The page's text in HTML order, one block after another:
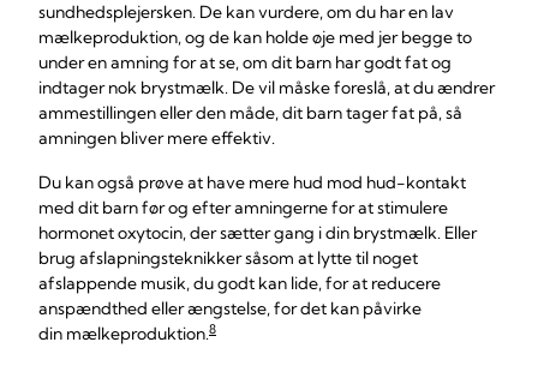
sundhedsplejersken. De kan vurdere, om du har en lav
mælkeproduktion, og de kan holde øje med jer begge to
under en amning for at se, om dit barn har godt fat og
indtager nok brystmælk. De vil måske foreslå, at du ændrer
ammestillingen eller den måde, dit barn tager fat på, så
amningen bliver mere effektiv.
Du kan også prøve at have mere hud mod hud-kontakt
med dit barn før og efter amningerne for at stimulere
hormonet oxytocin, der sætter gang i din brystmælk. Eller
brug afslapningsteknikker såsom at lytte til noget
afslappende musik, du godt kan lide, for at reducere
anspændthed eller ængstelse, for det kan påvirke
din mælkeproduktion.8